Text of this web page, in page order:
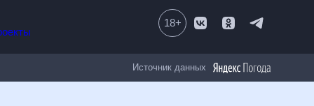
18+
Источник данных